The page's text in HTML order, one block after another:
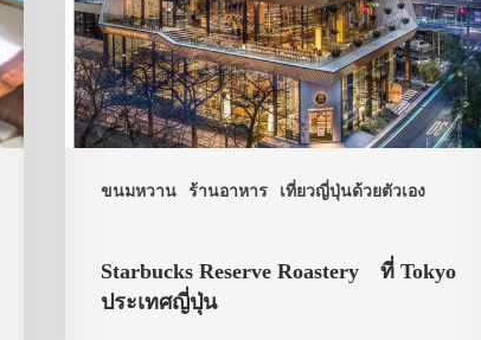
ขนมหวาน ร้านอาหาร เที่ยวญี่ปุ่นด้วยตัวเอง
Starbucks Reserve Roastery ที่ Tokyo
ประเทศญี่ปุ่น